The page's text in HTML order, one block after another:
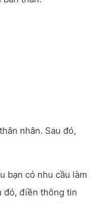
nhân. Sau đó,
bạn có nhu cầu làm
đó, điền thông tin